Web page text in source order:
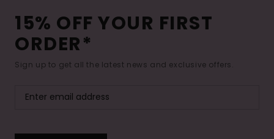
15% OFF YOUR FIRST
ORDER*
Sign up to get all the latest news and exclusive offers.